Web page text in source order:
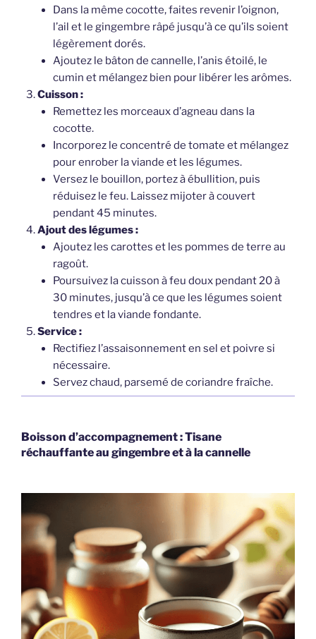
Dans la même cocotte, faites revenir l’oignon,
l’ail et le gingembre râpé jusqu’à ce qu’ils soient
légèrement dorés.
Ajoutez le bâton de cannelle, l’anis étoilé, le
cumin et mélangez bien pour libérer les arômes.
Cuisson :
Remettez les morceaux d’agneau dans la
cocotte.
Incorporez le concentré de tomate et mélangez
pour enrober la viande et les légumes.
Versez le bouillon, portez à ébullition, puis
réduisez le feu. Laissez mijoter à couvert
pendant 45 minutes.
Ajout des légumes :
Ajoutez les carottes et les pommes de terre au
ragoût.
Poursuivez la cuisson à feu doux pendant 20 à
30 minutes, jusqu’à ce que les légumes soient
tendres et la viande fondante.
Service :
Rectifiez l’assaisonnement en sel et poivre si
nécessaire.
Servez chaud, parsemé de coriandre fraîche.
Boisson d’accompagnement : Tisane
réchauffante au gingembre et à la cannelle